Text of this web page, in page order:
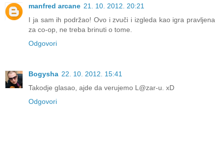
manfred arcane 21. 10. 2012. 20:21
I ja sam ih podržao! Ovo i zvuči i izgleda kao igra pravljena
za co-op, ne treba brinuti o tome.
Odgovori
Bogysha 22. 10. 2012. 15:41
Takodje glasao, ajde da verujemo L@zar-u. xD
Odgovori